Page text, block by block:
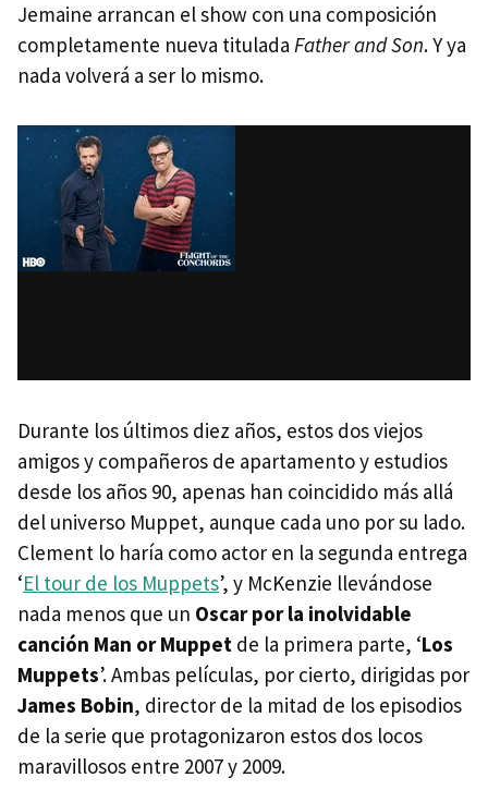
Jemaine arrancan el show con una composición
completamente nueva titulada Father and Son. Y ya
nada volverá a ser lo mismo.
Durante los últimos diez años, estos dos viejos
amigos y compañeros de apartamento y estudios
desde los años 90, apenas han coincidido más allá
del universo Muppet, aunque cada uno por su lado.
Clement lo haría como actor en la segunda entrega
‘El tour de los Muppets’, y McKenzie llevándose
nada menos que un Oscar por la inolvidable
canción Man or Muppet de la primera parte, ‘Los
Muppets’. Ambas películas, por cierto, dirigidas por
James Bobin, director de la mitad de los episodios
de la serie que protagonizaron estos dos locos
maravillosos entre 2007 y 2009.